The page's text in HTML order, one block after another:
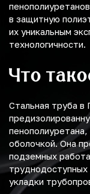
в защитную
их уникальным
технологичности.
Что
Стальная труба
оболочкой. Она
подземных
труднодоступных
укладки